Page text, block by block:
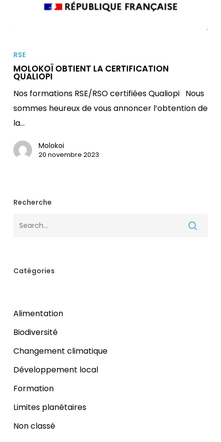
OBTIENT
LA
CERTIFICATION
QUALIOPI
RSE
MOLOKOÏ OBTIENT LA CERTIFICATION
QUALIOPI
Nos formations RSE/RSO certifiées Qualiopi Nous
sommes heureux de vous annoncer l’obtention de
la…
Molokoi
20 novembre 2023
Recherche
Catégories
Alimentation
Biodiversité
Changement climatique
Développement local
Formation
Limites planétaires
Non classé